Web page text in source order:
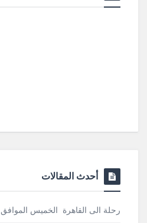
أحدث المقالات
رحلة الى القاهرة الخميس الموافق 2026/7/2